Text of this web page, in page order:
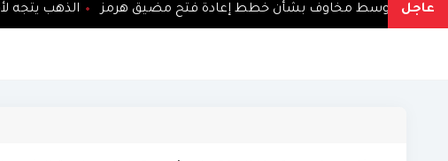
عاجل
الصعود وسط مخاوف بشأن خطط إعادة فتح مضيق هرمز الذهب يتجه